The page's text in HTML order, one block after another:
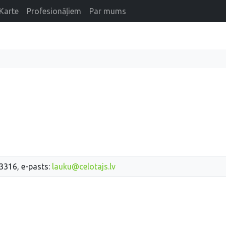
Profesionāļiem Par mums
e-pasts: lauku@celotajs.lv